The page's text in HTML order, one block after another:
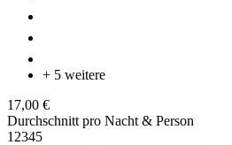
+ 5 weitere
17,00 €
Durchschnitt pro Nacht & Person
1 2345